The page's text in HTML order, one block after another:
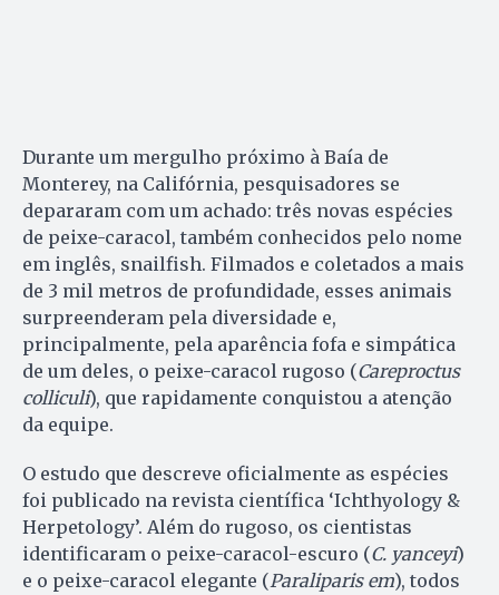
Durante um mergulho próximo à Baía de
Monterey, na Califórnia, pesquisadores se
depararam com um achado: três novas espécies
de peixe-caracol, também conhecidos pelo nome
em inglês, snailfish. Filmados e coletados a mais
de 3 mil metros de profundidade, esses animais
surpreenderam pela diversidade e,
principalmente, pela aparência fofa e simpática
de um deles, o peixe-caracol rugoso (Careproctus
colliculi), que rapidamente conquistou a atenção
da equipe.
O estudo que descreve oficialmente as espécies
foi publicado na revista científica ‘Ichthyology &
Herpetology’. Além do rugoso, os cientistas
identificaram o peixe-caracol-escuro (C. yanceyi)
e o peixe-caracol elegante (Paraliparis em), todos